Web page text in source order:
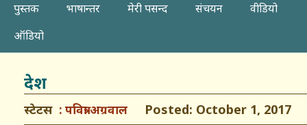
पुस्तक
भाषान्तर मेरी पसन्द संचयन
वीडियो
ऑडियो
देश
स्टेटस पवित्रा अग्रवाल Posted: October 1, 2017